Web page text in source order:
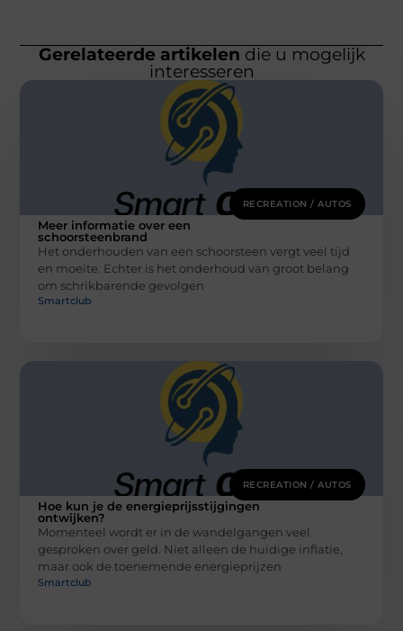
Gerelateerde artikelen die u mogelijk
interesseren
RECREATION / AUTOS
Meer informatie over een
schoorsteenbrand
Het onderhouden van een schoorsteen vergt veel tijd
en moeite. Echter is het onderhoud van groot belang
om schrikbarende gevolgen
Smartclub
RECREATION / AUTOS
Hoe kun je de energieprijsstijgingen
ontwijken?
Momenteel wordt er in de wandelgangen veel
gesproken over geld. Niet alleen de huidige inflatie,
maar ook de toenemende energieprijzen
Smartclub